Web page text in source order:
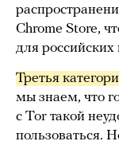
Chrome Store,
для российских
Третья
мы знаем, что
с Tor такой
пользоваться.